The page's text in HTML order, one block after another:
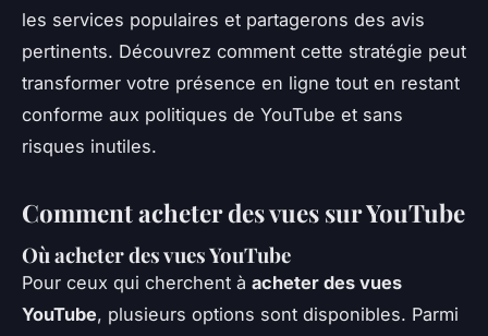
les services populaires et partagerons des avis
pertinents. Découvrez comment cette stratégie peut
transformer votre présence en ligne tout en restant
conforme aux politiques de YouTube et sans
risques inutiles.
Comment acheter des vues sur YouTube
Où acheter des vues YouTube
Pour ceux qui cherchent à acheter des vues
YouTube, plusieurs options sont disponibles. Parmi